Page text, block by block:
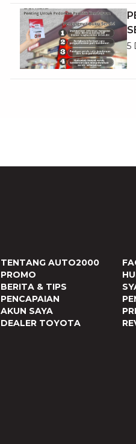
5
TENTANG AUTO2000
PROMO
BERITA & TIPS
PENCAPAIAN
AKUN SAYA
DEALER TOYOTA